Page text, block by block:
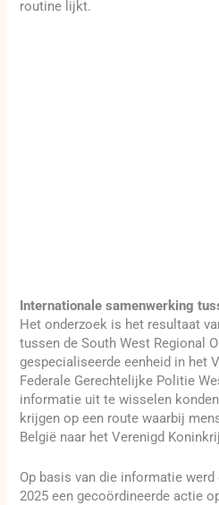
routine lijkt.
Internationale samenwerking
Het onderzoek is het resultaat
tussen de South West Regional
gespecialiseerde eenheid in het
Federale Gerechtelijke Politie
informatie uit te wisselen
krijgen op een route waarbij
België naar het Verenigd
Op basis van die informatie
2025 een gecoördineerde actie